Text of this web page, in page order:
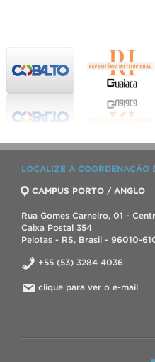
LOCALIZE A COORDENAÇÃO
CAMPUS PORTO / ANGLO
Rua Gomes Carneiro, 01 -
Caixa Postal 354
Pelotas - RS, Brasil - 96010-
+55 (53) 3284 4036
clique para ver o e-mail